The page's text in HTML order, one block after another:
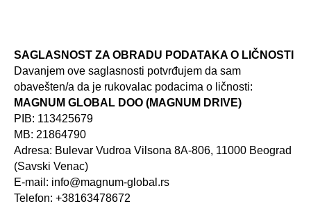
SAGLASNOST ZA OBRADU PODATAKA O LIČNOSTI
Davanjem ove saglasnosti potvrđujem da sam
obavešten/a da je rukovalac podacima o ličnosti:
MAGNUM GLOBAL DOO (MAGNUM DRIVE)
PIB: 113425679
MB: 21864790
Adresa: Bulevar Vudroa Vilsona 8A-806, 11000 Beograd
(Savski Venac)
E-mail: info@magnum-global.rs
Telefon: +38163478672